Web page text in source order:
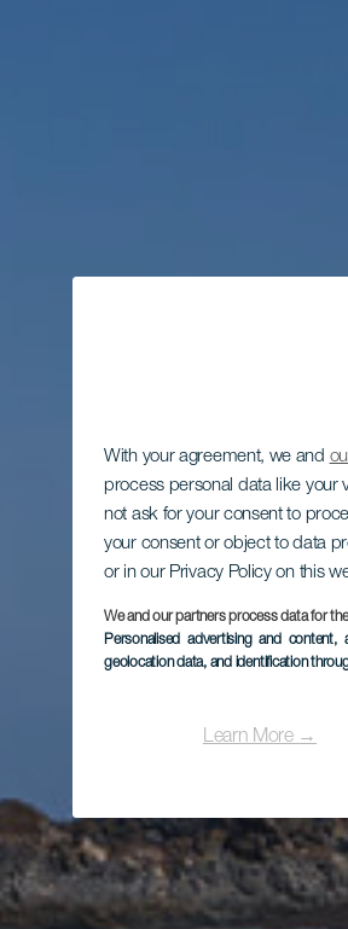
With your agreement, we and
process personal data like your
not ask for your consent to
your consent or object to data
or in our Privacy Policy on this
We and our partners process data for
Personalised advertising and content,
geolocation data, and identification
Learn More →